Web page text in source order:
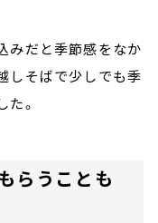
みだと季節感をなか
しそばで少しでも季
。
らうことも